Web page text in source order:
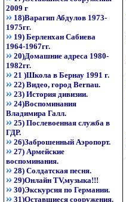
2009 г
18)Варагип Абдулов 1973-
1975гг.
19) Берленхан Сабиева
1964-1967гг.
20)Домашние адреса 1980-
1982гг.
21 )Школа в Бернау 1991 г.
22) Видео, город Bernau.
23) История дивизии.
24)Воспоминания
Владимира Галл.
25) Послевоенная служба в
ГДР.
26)Заброшенный Аэропорт.
27) Армейские
воспоминания.
28) Солдатская песня.
29)Онлайн TV,музыка!!!
30)Экскурсия по Германии.
31)Оставшиеся сооружения.